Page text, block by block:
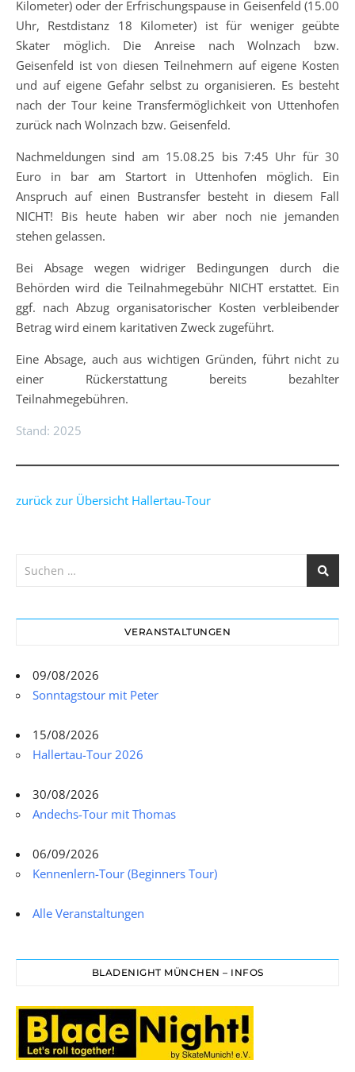
Kilometer) oder der Erfrischungspause in Geisenfeld (15.00
Uhr, Restdistanz 18 Kilometer) ist für weniger geübte
Skater möglich. Die Anreise nach Wolnzach bzw.
Geisenfeld ist von diesen Teilnehmern auf eigene Kosten
und auf eigene Gefahr selbst zu organisieren. Es besteht
nach der Tour keine Transfermöglichkeit von Uttenhofen
zurück nach Wolnzach bzw. Geisenfeld.
Nachmeldungen sind am 15.08.25 bis 7:45 Uhr für 30
Euro in bar am Startort in Uttenhofen möglich. Ein
Anspruch auf einen Bustransfer besteht in diesem Fall
NICHT! Bis heute haben wir aber noch nie jemanden
stehen gelassen.
Bei Absage wegen widriger Bedingungen durch die
Behörden wird die Teilnahmegebühr NICHT erstattet. Ein
ggf. nach Abzug organisatorischer Kosten verbleibender
Betrag wird einem karitativen Zweck zugeführt.
Eine Absage, auch aus wichtigen Gründen, führt nicht zu
einer Rückerstattung bereits bezahlter
Teilnahmegebühren.
Stand: 2025
zurück zur Übersicht Hallertau-Tour
VERANSTALTUNGEN
09/08/2026
Sonntagstour mit Peter
15/08/2026
Hallertau-Tour 2026
30/08/2026
Andechs-Tour mit Thomas
06/09/2026
Kennenlern-Tour (Beginners Tour)
Alle Veranstaltungen
BLADENIGHT MÜNCHEN – INFOS